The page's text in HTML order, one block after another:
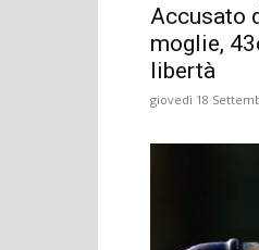
Accusato
moglie,
libertà
giovedì 18